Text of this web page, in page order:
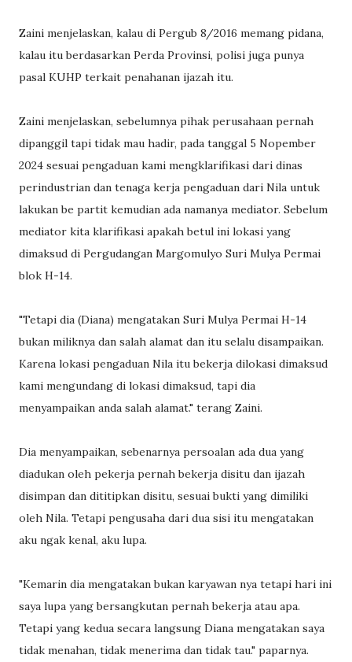
Zaini menjelaskan, kalau di Pergub 8/2016 memang pidana,
kalau itu berdasarkan Perda Provinsi, polisi juga punya
pasal KUHP terkait penahanan ijazah itu.
Zaini menjelaskan, sebelumnya pihak perusahaan pernah
dipanggil tapi tidak mau hadir, pada tanggal 5 Nopember
2024 sesuai pengaduan kami mengklarifikasi dari dinas
perindustrian dan tenaga kerja pengaduan dari Nila untuk
lakukan be partit kemudian ada namanya mediator. Sebelum
mediator kita klarifikasi apakah betul ini lokasi yang
dimaksud di Pergudangan Margomulyo Suri Mulya Permai
blok H-14.
"Tetapi dia (Diana) mengatakan Suri Mulya Permai H-14
bukan miliknya dan salah alamat dan itu selalu disampaikan.
Karena lokasi pengaduan Nila itu bekerja dilokasi dimaksud
kami mengundang di lokasi dimaksud, tapi dia
menyampaikan anda salah alamat." terang Zaini.
Dia menyampaikan, sebenarnya persoalan ada dua yang
diadukan oleh pekerja pernah bekerja disitu dan ijazah
disimpan dan dititipkan disitu, sesuai bukti yang dimiliki
oleh Nila. Tetapi pengusaha dari dua sisi itu mengatakan
aku ngak kenal, aku lupa.
"Kemarin dia mengatakan bukan karyawan nya tetapi hari ini
saya lupa yang bersangkutan pernah bekerja atau apa.
Tetapi yang kedua secara langsung Diana mengatakan saya
tidak menahan, tidak menerima dan tidak tau." paparnya.